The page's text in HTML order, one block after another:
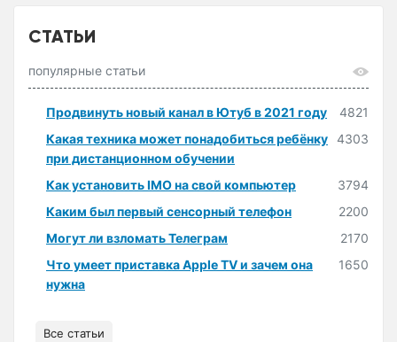
СТАТЬИ
популярные статьи
Продвинуть новый канал в Ютуб в 2021 году
4821
Какая техника может понадобиться ребёнку
при дистанционном обучении
4303
Как установить IMO на свой компьютер
3794
Каким был первый сенсорный телефон
2200
Могут ли взломать Телеграм
2170
Что умеет приставка Apple TV и зачем она
нужна
1650
Все статьи